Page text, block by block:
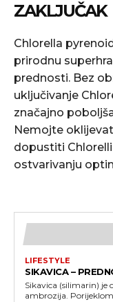
ZAKLJUČAK
Chlorella
prirodnu
prednosti. Bez
uključivanje
značajno
Nemojte
dopustiti
ostvarivanju
LIFESTYLE
SIKAVICA –
Sikavica (silimarin) je
ambrozija.